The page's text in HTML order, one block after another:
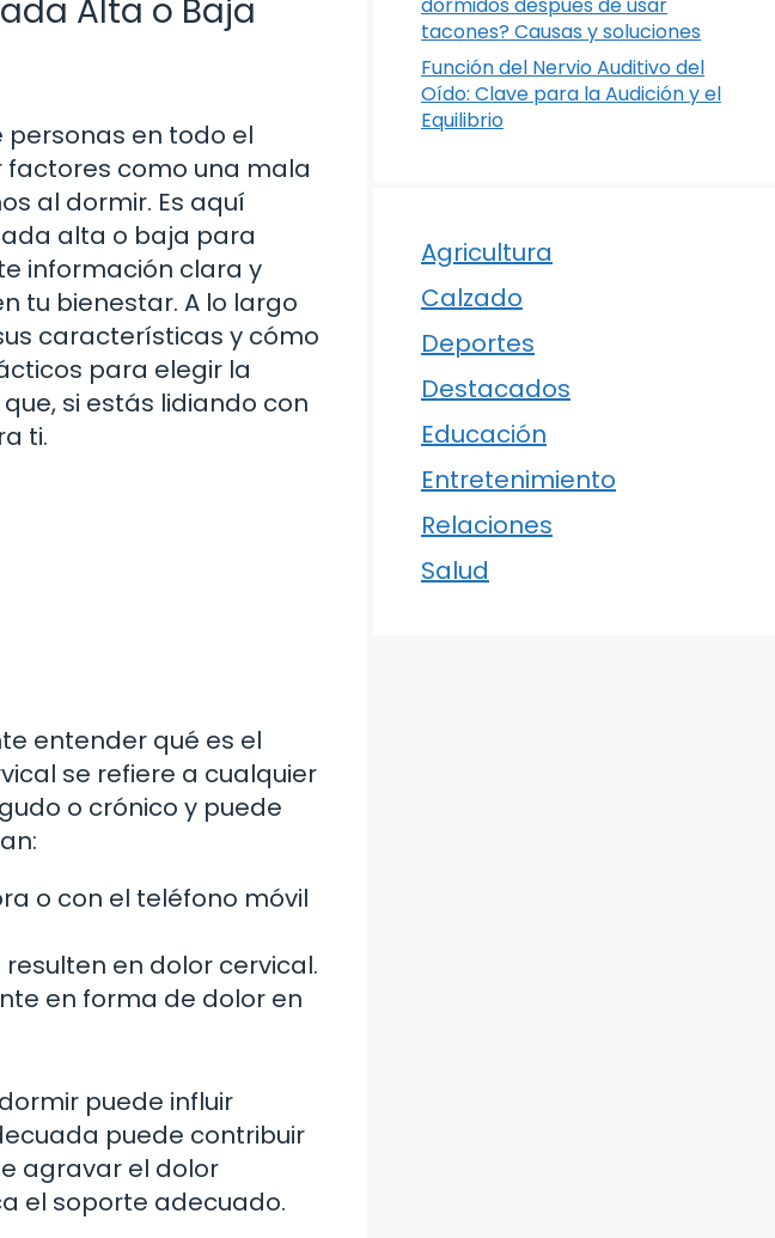
Alta o Baja
personas en todo el
factores como una mala
al dormir. Es aquí
alta o baja para
información clara y
tu bienestar. A lo largo
características y cómo
para elegir la
si estás lidiando con
ti.
entender qué es el
se refiere a cualquier
o crónico y puede
o con el teléfono móvil
en dolor cervical.
en forma de dolor en
puede influir
puede contribuir
agravar el dolor
el soporte adecuado.
tacones? Causas y soluciones
Función del Nervio Auditivo del
Oído: Clave para la Audición y el
Equilibrio
Agricultura
Calzado
Deportes
Destacados
Educación
Entretenimiento
Relaciones
Salud